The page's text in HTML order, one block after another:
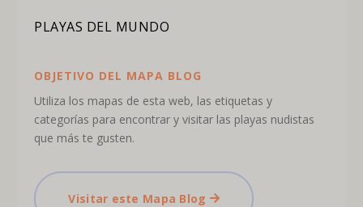
PLAYAS DEL MUNDO
OBJETIVO DEL MAPA BLOG
Utiliza los mapas de esta web, las etiquetas y
categorías para encontrar y visitar las playas nudistas
que más te gusten.
Visitar este Mapa Blog